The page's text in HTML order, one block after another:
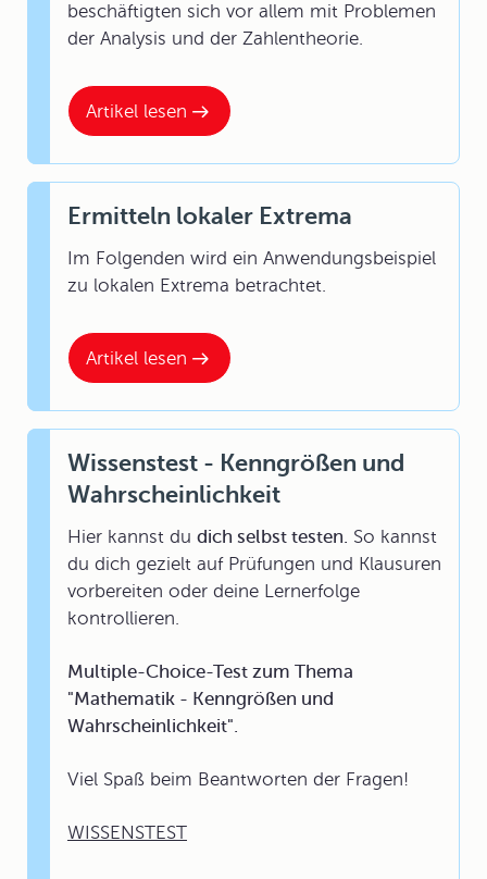
Artikel lesen
beschäftigten sich vor allem mit Problemen
der Analysis und der Zahlentheorie.
Artikel lesen
Ermitteln lokaler Extrema
Im Folgenden wird ein Anwendungsbeispiel
zu lokalen Extrema betrachtet.
Wissenstest - Kenngrößen und
Wahrscheinlichkeit
Hier kannst du dich selbst testen. So kannst
du dich gezielt auf Prüfungen und Klausuren
vorbereiten oder deine Lernerfolge
kontrollieren.
Multiple-Choice-Test zum Thema
"Mathematik - Kenngrößen und
Wahrscheinlichkeit".
Viel Spaß beim Beantworten der Fragen!
WISSENSTEST